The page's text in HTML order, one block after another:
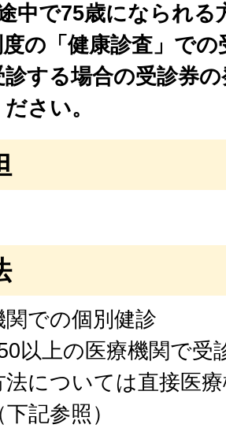
中で75歳になられ
の「健康診査」で
する場合の受診券
さい。
関での個別健診
以上の医療機関で受
法については直接医
記参照）